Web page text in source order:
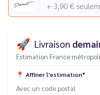
+ 3,90 €
🚀 Livraison
Estimation France
📍 Affiner l'estimation*
Avec un code postal